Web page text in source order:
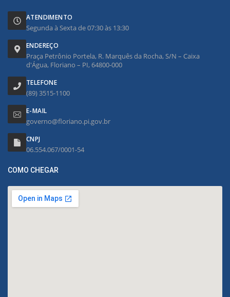
ATENDIMENTO
Segunda à Sexta de 07:30 às 13:30
ENDEREÇO
Praça Petrônio Portela, R. Marquês da Rocha, S/N – Caixa
d'Água, Floriano – PI, 64800-000
TELEFONE
(89) 3515-1100
E-MAIL
governo@floriano.pi.gov.br
CNPJ
06.554.067/0001-54
COMO CHEGAR